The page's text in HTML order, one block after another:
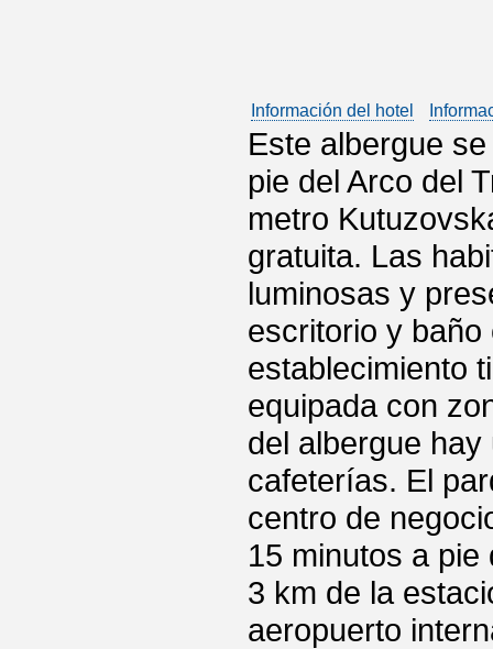
Información del hotel
Este albergue
pie del Arco del
metro
gratuita. Las
luminosas y
escritorio y baño
establecimiento
equipada con
del albergue
cafeterías. El
centro de
15 minutos a
3 km de la
aeropuerto